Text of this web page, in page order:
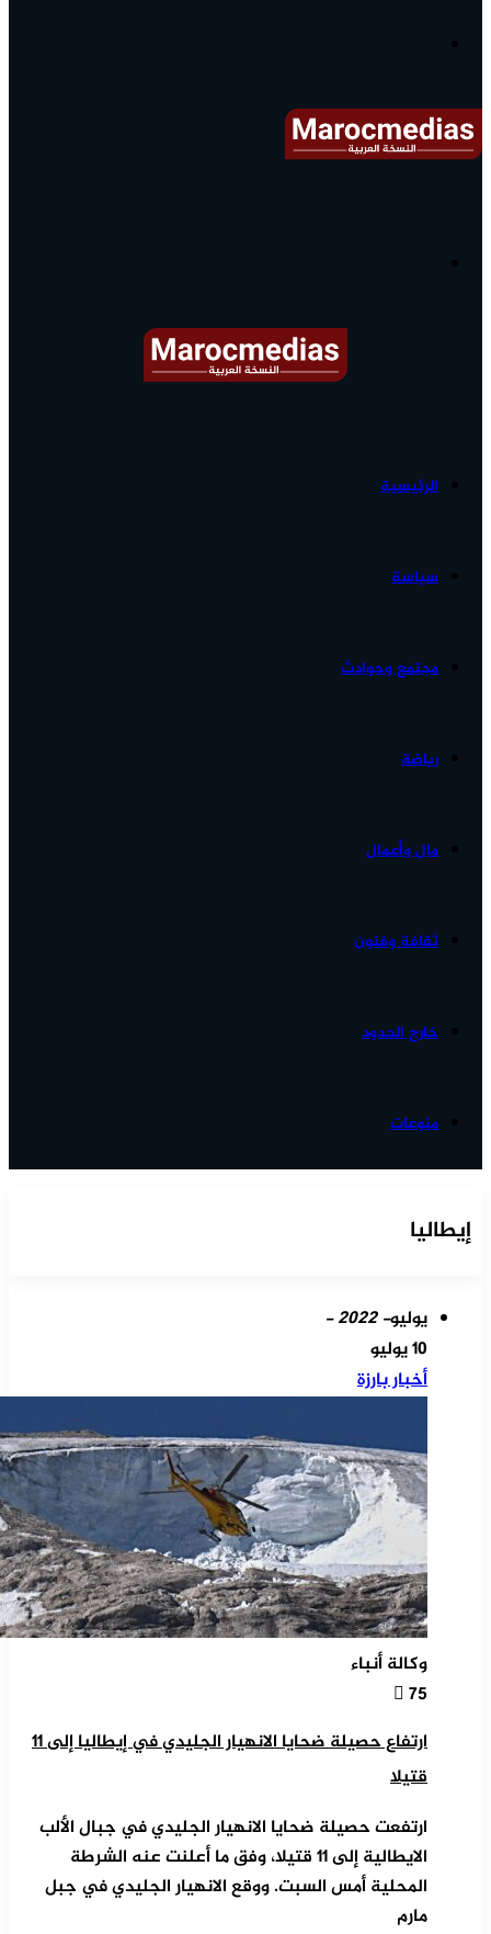
الرئيسية
سياسة
مجتمع وحوادث
رياضة
مال وأعمال
ثقافة وفنون
خارج الحدود
منوعات
إيطاليا
يوليو- 2022 -
10 يوليو
أخبار بارزة
وكالة أنباء
75
ارتفاع حصيلة ضحايا الانهيار الجليدي في إيطاليا إلى 11
قتيلا
ارتفعت حصيلة ضحايا الانهيار الجليدي في جبال الألب
الايطالية إلى 11 قتيلا، وفق ما أعلنت عنه الشرطة
المحلية أمس السبت. ووقع الانهيار الجليدي في جبل
مارم